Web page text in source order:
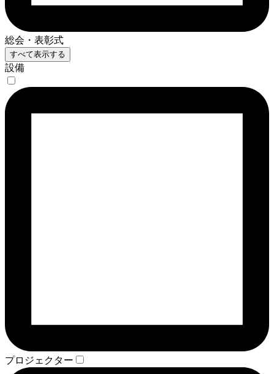
総会・表彰式
すべて表示する
設備
プロジェクター